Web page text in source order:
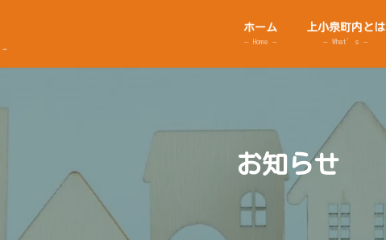
ホーム
– Home –
上小泉町内とは
– What’s –
お知らせ